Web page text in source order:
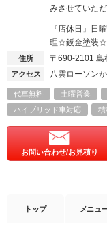
みさせていただ
『店休日』
理☆鈑金塗装
住所 〒690-2101 島
アクセス 八雲ローソン
代車無料 土曜営業
ハイブリッド車対応
積
お問い合わせ/お見積り
トップ メニュ